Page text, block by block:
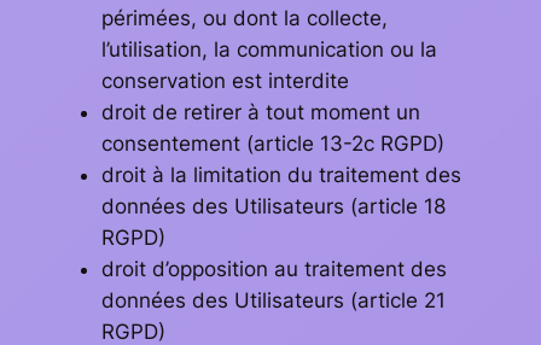
périmées, ou dont la collecte,
l’utilisation, la communication ou la
conservation est interdite
droit de retirer à tout moment un
consentement (article 13-2c RGPD)
droit à la limitation du traitement des
données des Utilisateurs (article 18
RGPD)
droit d’opposition au traitement des
données des Utilisateurs (article 21
RGPD)